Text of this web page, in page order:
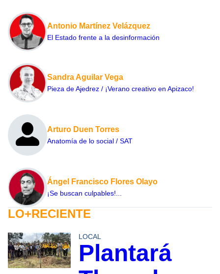
Antonio Martínez Velázquez
El Estado frente a la desinformación
Sandra Aguilar Vega
Pieza de Ajedrez / ¡Verano creativo en Apizaco!
Arturo Duen Torres
Anatomía de lo social / SAT
Ángel Francisco Flores Olayo
¡Se buscan culpables!...
LO+RECIENTE
LOCAL
Plantará